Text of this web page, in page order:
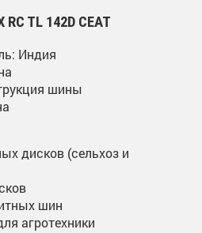
TL 142D CEAT
Индия
шины
дисков (сельхоз и
шин
агротехники